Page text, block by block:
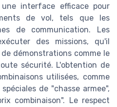
interface efficace pour
de vol, tels que les
de communication. Les
des missions, qu'il
démonstrations comme le
sécurité. L'obtention de
utilisées, comme
de "chasse armee",
combinaison". Le respect